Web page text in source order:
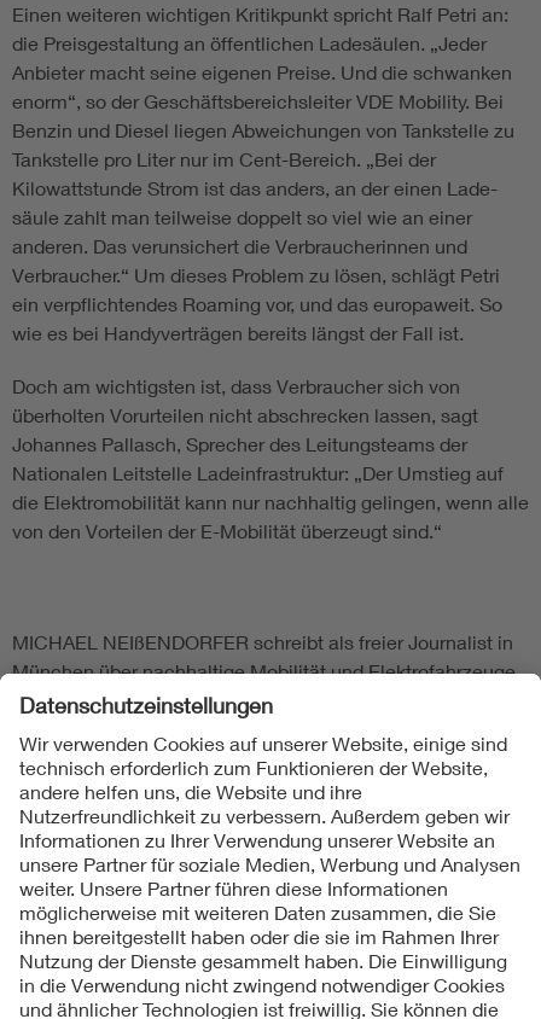
Einen weiteren wichtigen Kritikpunkt spricht Ralf Petri an:
die Preisgestaltung an öffentlichen Ladesäulen. „Jeder
Anbieter macht seine eigenen Preise. Und die schwanken
enorm“, so der Geschäftsbereichsleiter VDE Mobility. Bei
Benzin und Diesel liegen Abweichungen von Tankstelle zu
Tankstelle pro Liter nur im Cent-­Bereich. „Bei der
Kilowattstunde Strom ist das anders, an der einen Lade­
säule zahlt man teilweise doppelt so viel wie an einer
anderen. Das verunsichert die Verbraucherinnen und
Verbraucher.“ Um dieses Problem zu lösen, schlägt Petri
ein verpflichtendes Roaming vor, und das europaweit. So
wie es bei Handyverträgen bereits längst der Fall ist.
Doch am wichtigsten ist, dass Verbraucher sich von
überholten Vorurteilen nicht abschrecken lassen, sagt
Johannes Pallasch, Sprecher des Leitungsteams der
Nationalen Leitstelle Ladeinfrastruktur: „Der Umstieg auf
die Elektromobilität kann nur nachhaltig gelingen, wenn alle
von den Vorteilen der E-Mobilität überzeugt sind.“
MICHAEL NEIßENDORFER schreibt als freier Journalist in
München über nachhaltige Mobilität und Elektrofahrzeuge.
Folgen Sie uns
Kontakte